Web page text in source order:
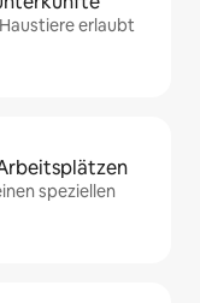
erlaubt
speziellen